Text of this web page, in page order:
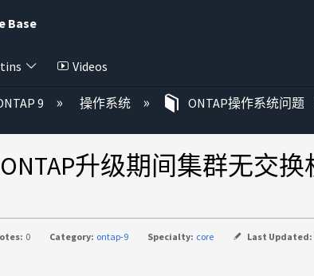
Base
Videos
9 操作系统 ONTAP操作系统问题
ONTAP升级期间集群无交
0 Category: ontap-9 Specialty: core Last Updated: